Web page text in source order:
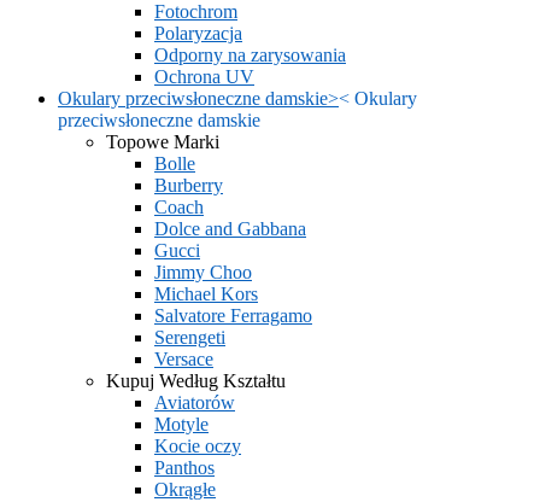
Fotochrom
Polaryzacja
Odporny na zarysowania
Ochrona UV
Okulary przeciwsłoneczne damskie>< Okulary
przeciwsłoneczne damskie
Topowe Marki
Bolle
Burberry
Coach
Dolce and Gabbana
Gucci
Jimmy Choo
Michael Kors
Salvatore Ferragamo
Serengeti
Versace
Kupuj Według Kształtu
Aviatorów
Motyle
Kocie oczy
Panthos
Okrągłe